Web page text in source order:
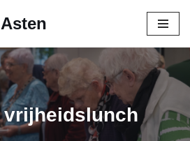
vrijheidslunch